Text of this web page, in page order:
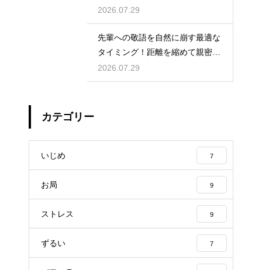
めの知識
2026.07.29
先輩への敬語を自然に崩す最適な
タイミング！距離を縮めて親密な
関係を築くためのステップ
2026.07.29
カテゴリー
いじめ 7
お局 9
ストレス 9
ずるい 7